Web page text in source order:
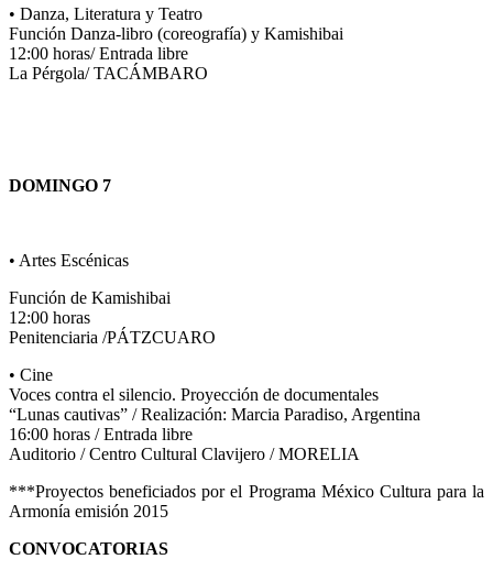
• Danza, Literatura y Teatro
Función Danza-libro (coreografía) y Kamishibai
12:00 horas/ Entrada libre
La Pérgola/ TACÁMBARO
DOMINGO 7
• Artes Escénicas
Función de Kamishibai
12:00 horas
Penitenciaria /PÁTZCUARO
• Cine
Voces contra el silencio. Proyección de documentales
“Lunas cautivas” / Realización: Marcia Paradiso, Argentina
16:00 horas / Entrada libre
Auditorio / Centro Cultural Clavijero / MORELIA
***Proyectos beneficiados por el Programa México Cultura para la
Armonía emisión 2015
CONVOCATORIAS